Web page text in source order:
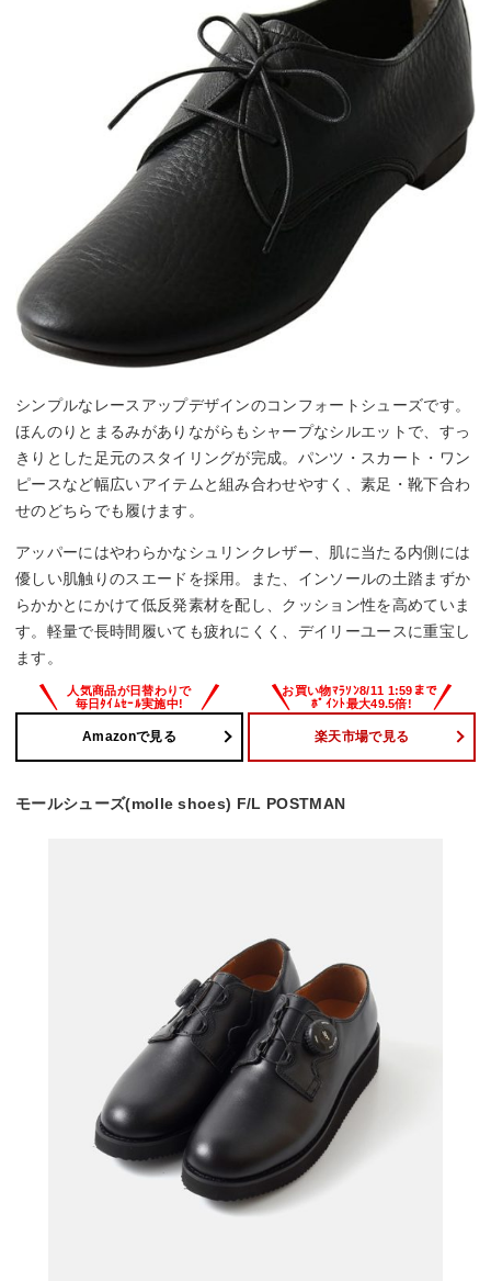
シンプルなレースアップデザインのコンフォートシューズです。
ほんのりとまるみがありながらもシャープなシルエットで、すっ
きりとした足元のスタイリングが完成。パンツ・スカート・ワン
ピースなど幅広いアイテムと組み合わせやすく、素足・靴下合わ
せのどちらでも履けます。
アッパーにはやわらかなシュリンクレザー、肌に当たる内側には
優しい肌触りのスエードを採用。また、インソールの土踏まずか
らかかとにかけて低反発素材を配し、クッション性を高めていま
す。軽量で長時間履いても疲れにくく、デイリーユースに重宝し
ます。
Amazonで見る 楽天市場で見る
モールシューズ(molle shoes) F/L POSTMAN